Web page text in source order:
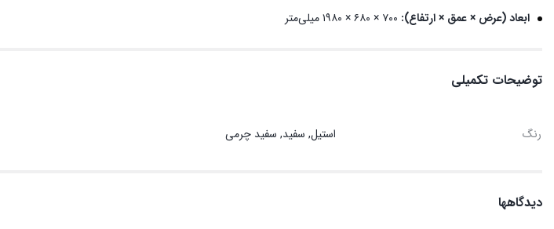
ابعاد (عرض × عمق × ارتفاع):
توضیحات تکمیلی
رنگ استیل, سفید, سفید چرمی
دیدگاهها